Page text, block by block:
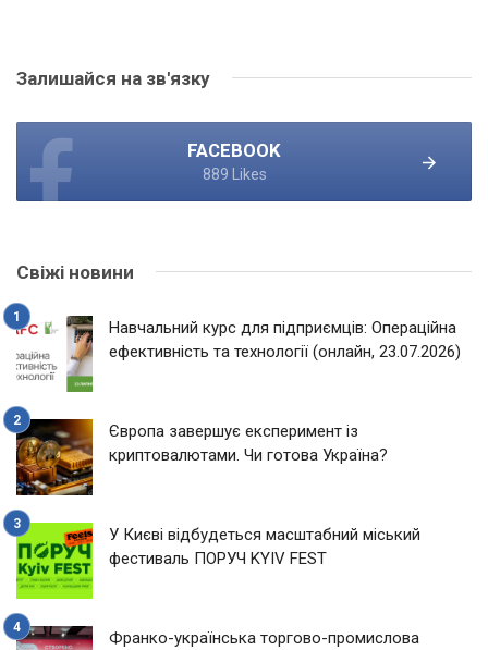
Залишайся на зв'язку
FACEBOOK
889 Likes
Свіжі новини
Навчальний курс для підприємців: Операційна
ефективність та технології (онлайн, 23.07.2026)
Європа завершує експеримент із
криптовалютами. Чи готова Україна?
У Києві відбудеться масштабний міський
фестиваль ПОРУЧ KYIV FEST
Франко-українська торгово-промислова